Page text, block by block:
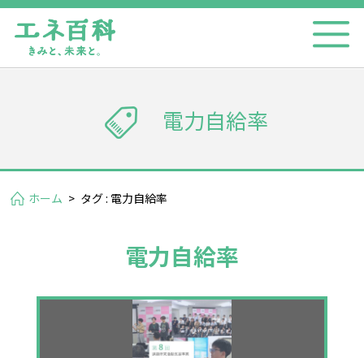
電力自給率
ホーム > タグ : 電力自給率
電力自給率